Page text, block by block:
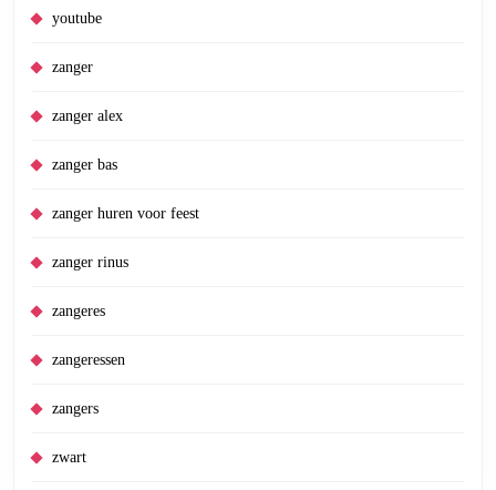
youtube
zanger
zanger alex
zanger bas
zanger huren voor feest
zanger rinus
zangeres
zangeressen
zangers
zwart